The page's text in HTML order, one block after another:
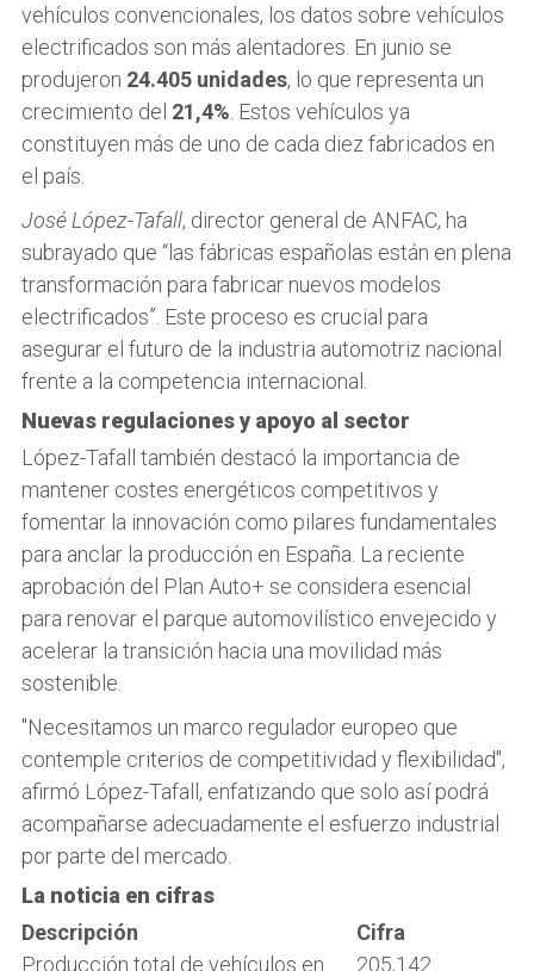
vehículos convencionales, los datos sobre vehículos
electrificados son más alentadores. En junio se
produjeron 24.405 unidades, lo que representa un
crecimiento del 21,4% . Estos vehículos ya
constituyen más de uno de cada diez fabricados en
el país.
José López-Tafall, director general de ANFAC, ha
subrayado que “las fábricas españolas están en plena
transformación para fabricar nuevos modelos
electrificados”. Este proceso es crucial para
asegurar el futuro de la industria automotriz nacional
frente a la competencia internacional.
Nuevas regulaciones y apoyo al sector
López-Tafall también destacó la importancia de
mantener costes energéticos competitivos y
fomentar la innovación como pilares fundamentales
para anclar la producción en España. La reciente
aprobación del Plan Auto+ se considera esencial
para renovar el parque automovilístico envejecido y
acelerar la transición hacia una movilidad más
sostenible.
"Necesitamos un marco regulador europeo que
contemple criterios de competitividad y flexibilidad",
afirmó López-Tafall, enfatizando que solo así podrá
acompañarse adecuadamente el esfuerzo industrial
por parte del mercado.
La noticia en cifras
Descripción
Cifra
Producción total de vehículos en
205,142